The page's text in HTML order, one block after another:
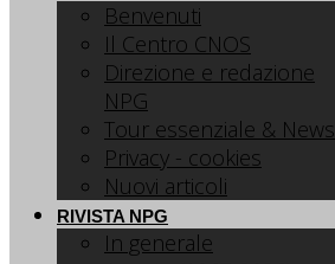
Benvenuti
Il Centro CNOS
Direzione e redazione
NPG
Tour essenziale & News
Privacy - cookies
Nuovi articoli
RIVISTA NPG
In generale